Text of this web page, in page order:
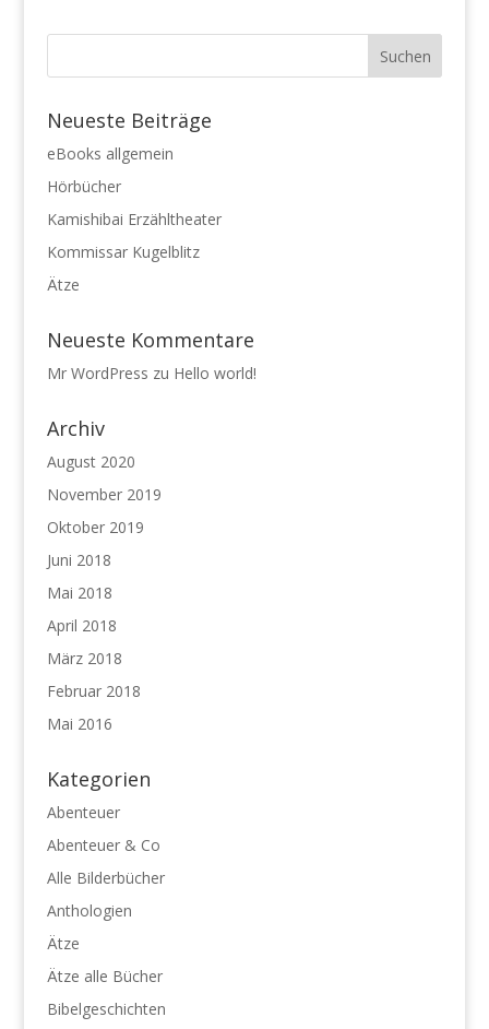
Neueste Beiträge
eBooks allgemein
Hörbücher
Kamishibai Erzähltheater
Kommissar Kugelblitz
Ätze
Neueste Kommentare
Mr WordPress zu Hello world!
Archiv
August 2020
November 2019
Oktober 2019
Juni 2018
Mai 2018
April 2018
März 2018
Februar 2018
Mai 2016
Kategorien
Abenteuer
Abenteuer & Co
Alle Bilderbücher
Anthologien
Ätze
Ätze alle Bücher
Bibelgeschichten